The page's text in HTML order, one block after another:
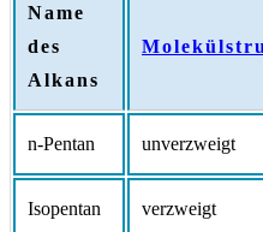
Name
des
Alkans
n-Pentan unverzweigt
Isopentan verzweigt